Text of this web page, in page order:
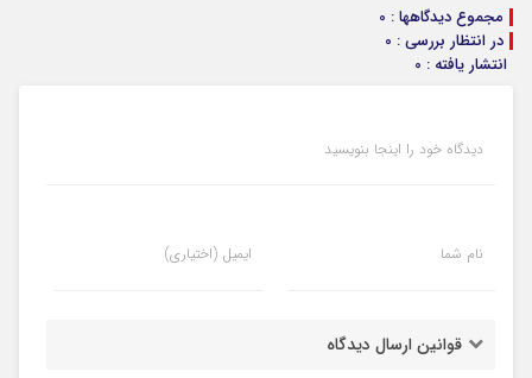
مجموع دیدگاهها : 0
در انتظار بررسی : 0
انتشار یافته : 0
دیدگاه خود را اینجا بنویسید
نام شما ایمیل (اختیاری)
قوانین ارسال دیدگاه